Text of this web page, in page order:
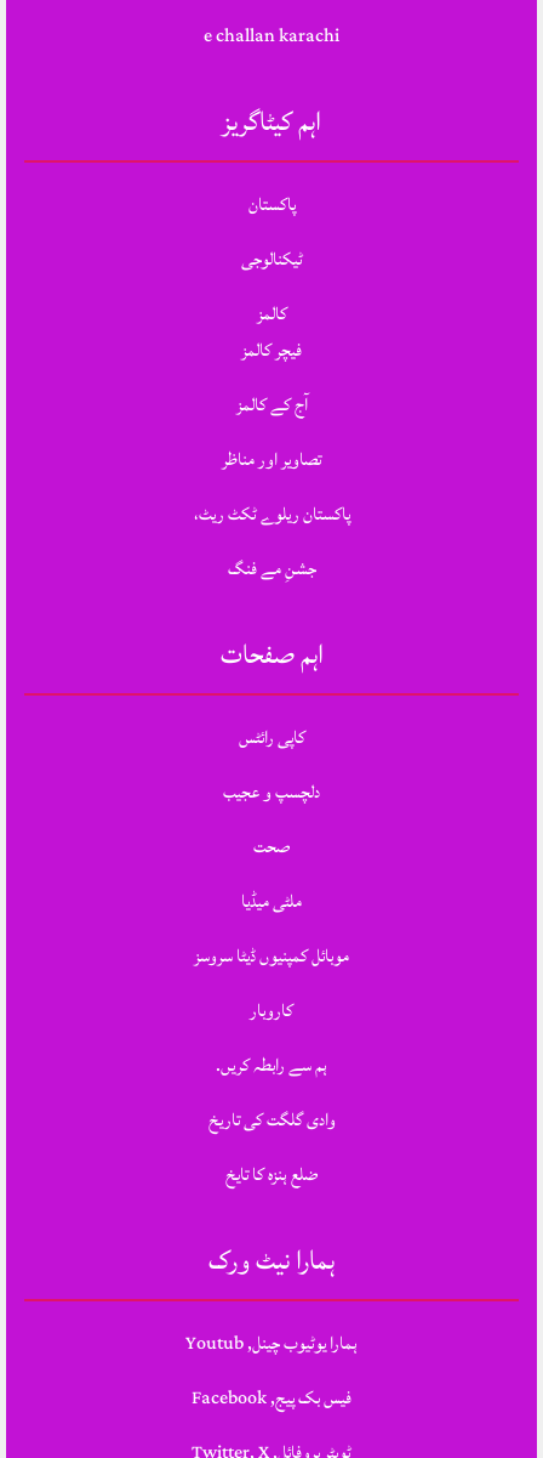
e challan karachi
اہم کیٹاگریز
پاکستان
ٹیکنالوجی
کالمز
فیچر کالمز
آج کے کالمز
تصاویر اور مناظر
پاکستان ریلوے ٹکٹ ریٹ،
جشنِ مے فنگ
اہم صفحات
کاپی رائٹس
دلچسپ و عجیب
صحت
ملٹی میڈیا
موبائل کمپنیوں ڈیٹا سروسز
کاروبار
ہم سے رابطہ کریں.
وادی گلگت کی تاریخ
ضلع ہنزہ کا تایخ
ہمارا نیٹ ورک
ہمارا یوٹیوب چینل, Youtub
فیس بک پیج, Facebook